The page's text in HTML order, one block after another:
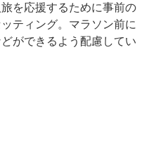
を応援するために事前の
ティング。マラソン前に
ができるよう配慮してい